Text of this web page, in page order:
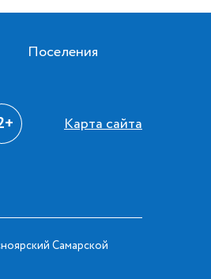
Поселения
Карта сайта
Самарской